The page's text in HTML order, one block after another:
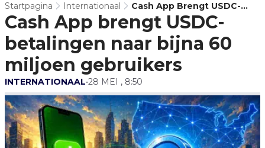
Startpagina Internationaal
Cash App Brengt USDC-
Betalingen Naar Bijna 60
Miljoen Gebruikers
Cash App brengt USDC-
betalingen naar bijna 60
miljoen gebruikers
INTERNATIONAAL•28 MEI , 8:50